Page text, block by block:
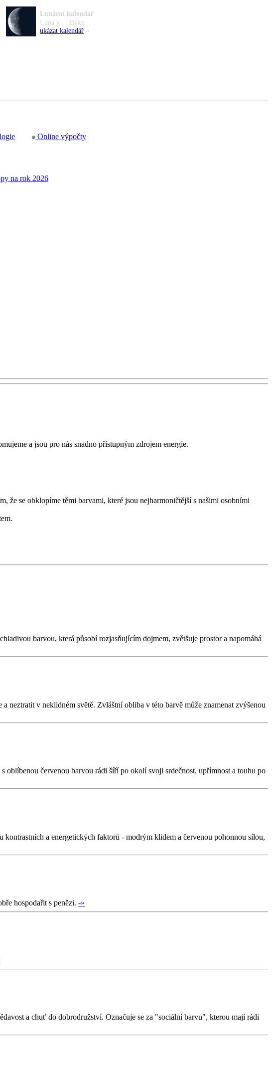
Online výpočty
na rok 2026
a jsou pro nás snadno přístupným zdrojem energie.
že se obklopíme těmi barvami, které jsou nejharmoničtější s našimi osobními
barvou, která působí rozjasňujícím dojmem, zvětšuje prostor a napomáhá
neztratit v neklidném světě. Zvláštní obliba v této barvě může znamenat zvýšenou
červenou barvou rádi šíří po okolí svoji srdečnost, upřímnost a touhu po
a energetických faktorů - modrým klidem a červenou pohonnou sílou,
hospodařit s penězi. -»
a chuť do dobrodružství. Označuje se za "sociální barvu", kterou mají rádi
Lunární kalendář
Luna v
Býku
ukázat kalendář »